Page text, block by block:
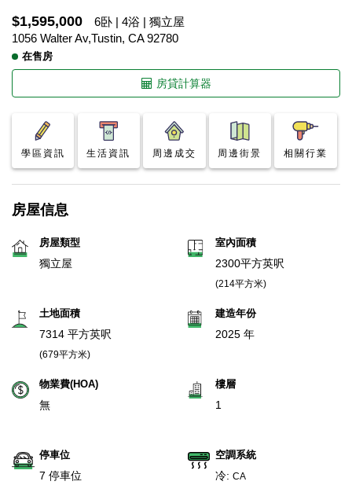
$1,595,000
6卧 | 4浴 | 獨立屋
1056 Walter Av,Tustin, CA 92780
在售房
房貸計算器
學區資訊 生活資訊 周邊成交 周邊街景 相關行業
房屋信息
房屋類型
獨立屋
室內面積
2300平方英呎
(214平方米)
土地面積
7314 平方英呎
(679平方米)
建造年份
2025 年
物業費(HOA)
無
樓層
1
停車位
7 停車位
空調系統
冷: CA